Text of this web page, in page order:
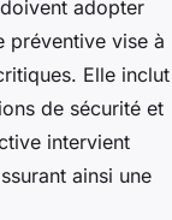
adopter
préventive vise à
Elle inclut
de sécurité et
intervient
ainsi une